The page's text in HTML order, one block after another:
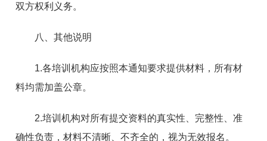
双方权利义务。
八、其他说明
1.各培训机构应按照本通知要求提供材料，所有材
料均需加盖公章。
2.培训机构对所有提交资料的真实性、完整性、准
确性负责，材料不清晰、不齐全的，视为无效报名。